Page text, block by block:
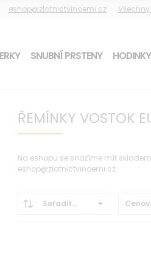
eshop@zlatnictvinoemi.cz
SNUBNÍ PRSTENY HODINKY
ŘEMÍNKY VOSTOK
Na eshopu se snažíme mít
eshop@zlatnictvinoemi.cz.
Seřadit...